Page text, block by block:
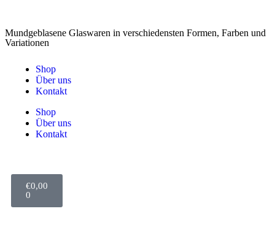
Mundgeblasene Glaswaren in verschiedensten Formen, Farben und
Variationen
Shop
Über uns
Kontakt
Shop
Über uns
Kontakt
€0,00
0